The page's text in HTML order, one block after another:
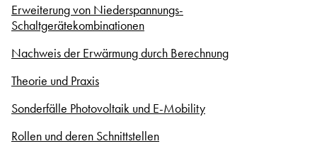
Erweiterung von Niederspannungs-
Schaltgerätekombinationen
Nachweis der Erwärmung durch Berechnung
Theorie und Praxis
Sonderfälle Photovoltaik und E-Mobility
Rollen und deren Schnittstellen